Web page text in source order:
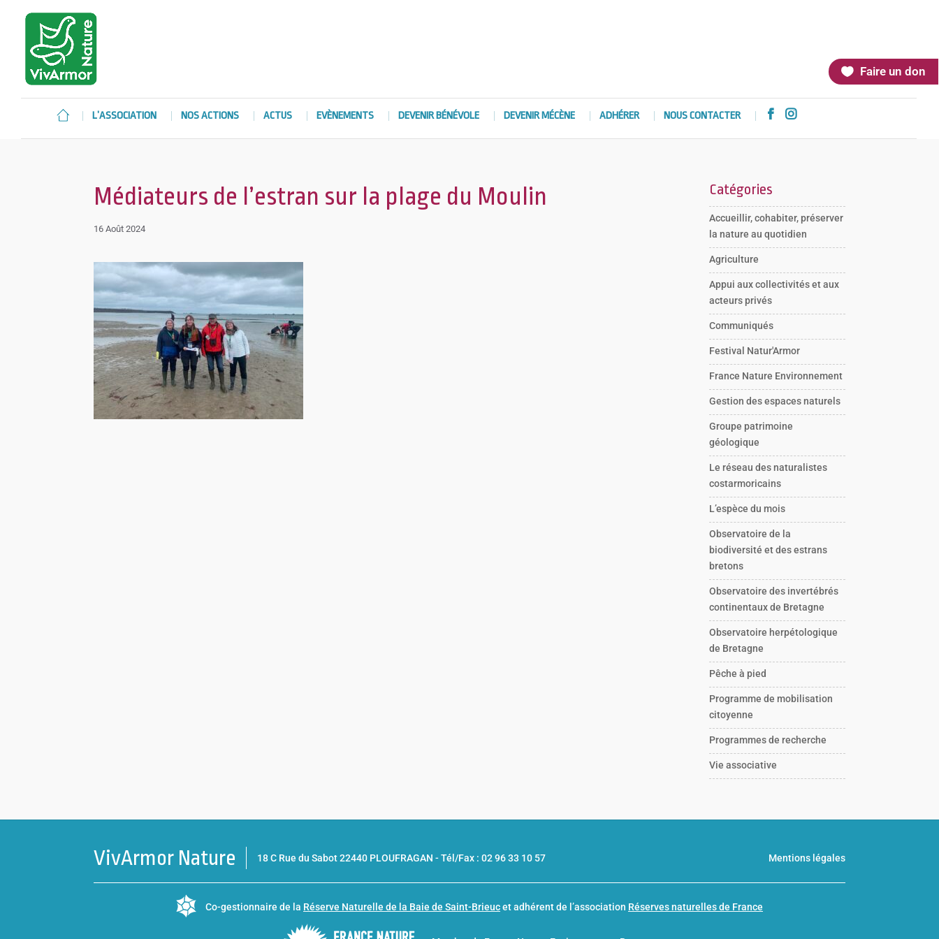
Faire un don
L’ASSOCIATION NOS ACTIONS ACTUS EVÈNEMENTS DEVENIR BÉNÉVOLE DEVENIR MÉCÈNE ADHÉRER NOUS CONTACTER  
Médiateurs de l’estran sur la plage du Moulin
16 Août 2024
Catégories
Accueillir, cohabiter, préserver
la nature au quotidien
Agriculture
Appui aux collectivités et aux
acteurs privés
Communiqués
Festival Natur'Armor
France Nature Environnement
Gestion des espaces naturels
Groupe patrimoine
géologique
Le réseau des naturalistes
costarmoricains
L’espèce du mois
Observatoire de la
biodiversité et des estrans
bretons
Observatoire des invertébrés
continentaux de Bretagne
Observatoire herpétologique
de Bretagne
Pêche à pied
Programme de mobilisation
citoyenne
Programmes de recherche
Vie associative
VivArmor Nature 18 C Rue du Sabot 22440 PLOUFRAGAN -Tél/Fax : 02 96 33 10 57 Mentions légales
Co-gestionnaire de la Réserve Naturelle de la Baie de Saint-Brieucet adhérent de l’association Réserves naturelles de France